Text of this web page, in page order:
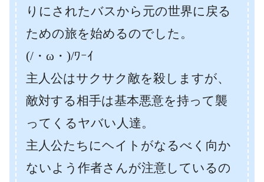
りにされたバスから元の世界に戻る
ための旅を始めるのでした。
(/・ω・)/ﾜｰｲ
主人公はサクサク敵を殺しますが、
敵対する相手は基本悪意を持って襲
ってくるヤバい人達。
主人公たちにヘイトがなるべく向か
ないよう作者さんが注意しているの